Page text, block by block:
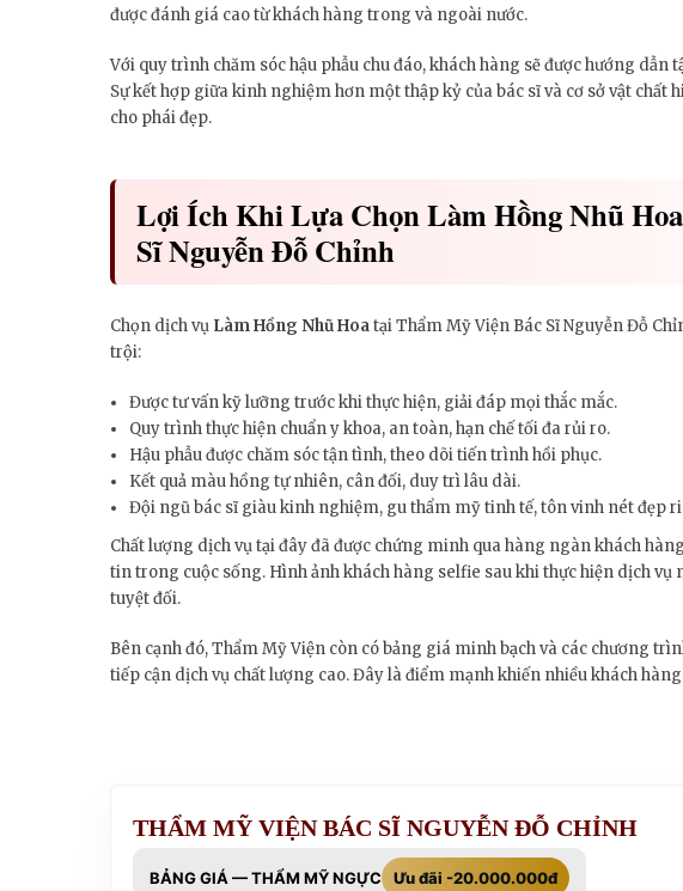
được đánh giá cao từ khách hàng trong và ngoài nước.
Với quy trình chăm sóc hậu phẫu chu đáo, khách hàng sẽ được hướng
Sự kết hợp giữa kinh nghiệm hơn một thập kỷ của bác sĩ và cơ sở vật chất
cho phái đẹp.
Lợi Ích Khi Lựa Chọn Làm Hồng Nhũ
Sĩ Nguyễn Đỗ Chỉnh
Chọn dịch vụ Làm Hồng Nhũ Hoatại Thẩm Mỹ Viện Bác Sĩ Nguyễn Đỗ
trội:
Được tư vấn kỹ lưỡng trước khi thực hiện, giải đáp mọi thắc mắc.
Quy trình thực hiện chuẩn y khoa, an toàn, hạn chế tối đa rủi ro.
Hậu phẫu được chăm sóc tận tình, theo dõi tiến trình hồi phục.
Kết quả màu hồng tự nhiên, cân đối, duy trì lâu dài.
Đội ngũ bác sĩ giàu kinh nghiệm, gu thẩm mỹ tinh tế, tôn vinh nét đẹp
Chất lượng dịch vụ tại đây đã được chứng minh qua hàng ngàn khách
tin trong cuộc sống. Hình ảnh khách hàng selfie sau khi thực hiện dịch vụ
tuyệt đối.
Bên cạnh đó, Thẩm Mỹ Viện còn có bảng giá minh bạch và các chương
tiếp cận dịch vụ chất lượng cao. Đây là điểm mạnh khiến nhiều khách
THẨM MỸ VIỆN BÁC SĨ NGUYỄN ĐỖ CHỈNH
BẢNG GIÁ — THẨM MỸ NGỰC Ưu đãi -20.000.000đ